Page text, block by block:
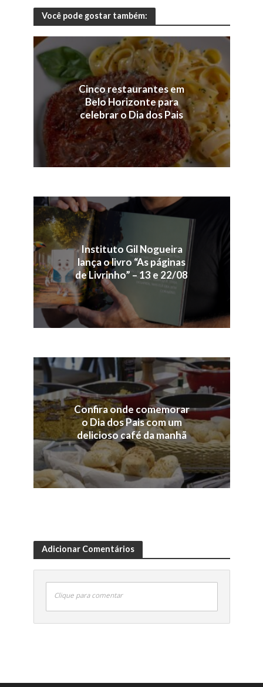
Você pode gostar também:
Cinco restaurantes em
Belo Horizonte para
celebrar o Dia dos Pais
Instituto Gil Nogueira
lança o livro “As páginas
de Livrinho” – 13 e 22/08
Confira onde comemorar
o Dia dos Pais com um
delicioso café da manhã
Adicionar Comentários
Clique para comentar